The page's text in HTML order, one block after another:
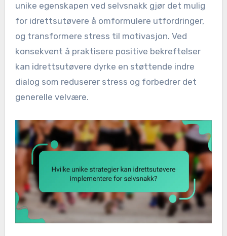
unike egenskapen ved selvsnakk gjør det mulig
for idrettsutøvere å omformulere utfordringer,
og transformere stress til motivasjon. Ved
konsekvent å praktisere positive bekreftelser
kan idrettsutøvere dyrke en støttende indre
dialog som reduserer stress og forbedrer det
generelle velvære.